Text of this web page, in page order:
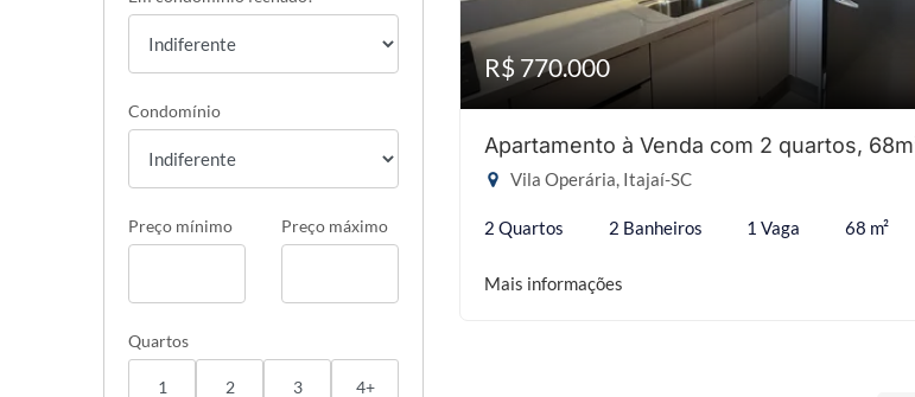
Condomínio
Preço mínimo Preço máximo
Quartos
1 2 3 4+
R$ 770.000
Apartamento à Venda com 2 quartos,
Vila Operária, Itajaí-SC
2 Quartos 2 Banheiros 1 Vaga 68 m²
Mais informações